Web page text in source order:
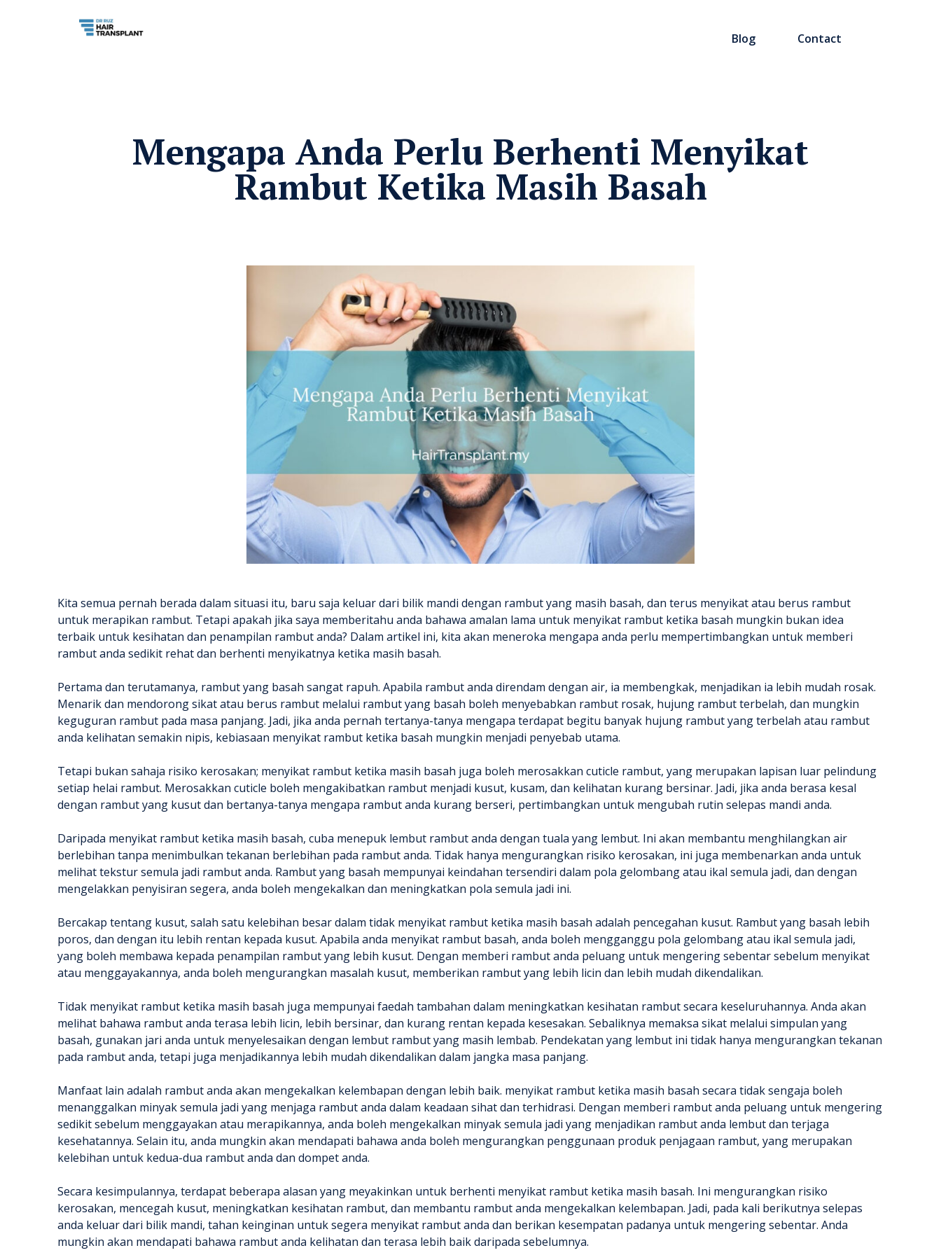
Blog Contact
Mengapa Anda Perlu Berhenti Menyikat
Rambut Ketika Masih Basah
Kita semua pernah berada dalam situasi itu, baru saja keluar dari bilik mandi dengan rambut yang masih basah, dan terus menyikat atau berus rambut
untuk merapikan rambut. Tetapi apakah jika saya memberitahu anda bahawa amalan lama untuk menyikat rambut ketika basah mungkin bukan idea
terbaik untuk kesihatan dan penampilan rambut anda? Dalam artikel ini, kita akan meneroka mengapa anda perlu mempertimbangkan untuk memberi
rambut anda sedikit rehat dan berhenti menyikatnya ketika masih basah.
Pertama dan terutamanya, rambut yang basah sangat rapuh. Apabila rambut anda direndam dengan air, ia membengkak, menjadikan ia lebih mudah rosak.
Menarik dan mendorong sikat atau berus rambut melalui rambut yang basah boleh menyebabkan rambut rosak, hujung rambut terbelah, dan mungkin
keguguran rambut pada masa panjang. Jadi, jika anda pernah tertanya-tanya mengapa terdapat begitu banyak hujung rambut yang terbelah atau rambut
anda kelihatan semakin nipis, kebiasaan menyikat rambut ketika basah mungkin menjadi penyebab utama.
Tetapi bukan sahaja risiko kerosakan; menyikat rambut ketika masih basah juga boleh merosakkan cuticle rambut, yang merupakan lapisan luar pelindung
setiap helai rambut. Merosakkan cuticle boleh mengakibatkan rambut menjadi kusut, kusam, dan kelihatan kurang bersinar. Jadi, jika anda berasa kesal
dengan rambut yang kusut dan bertanya-tanya mengapa rambut anda kurang berseri, pertimbangkan untuk mengubah rutin selepas mandi anda.
Daripada menyikat rambut ketika masih basah, cuba menepuk lembut rambut anda dengan tuala yang lembut. Ini akan membantu menghilangkan air
berlebihan tanpa menimbulkan tekanan berlebihan pada rambut anda. Tidak hanya mengurangkan risiko kerosakan, ini juga membenarkan anda untuk
melihat tekstur semula jadi rambut anda. Rambut yang basah mempunyai keindahan tersendiri dalam pola gelombang atau ikal semula jadi, dan dengan
mengelakkan penyisiran segera, anda boleh mengekalkan dan meningkatkan pola semula jadi ini.
Bercakap tentang kusut, salah satu kelebihan besar dalam tidak menyikat rambut ketika masih basah adalah pencegahan kusut. Rambut yang basah lebih
poros, dan dengan itu lebih rentan kepada kusut. Apabila anda menyikat rambut basah, anda boleh mengganggu pola gelombang atau ikal semula jadi,
yang boleh membawa kepada penampilan rambut yang lebih kusut. Dengan memberi rambut anda peluang untuk mengering sebentar sebelum menyikat
atau menggayakannya, anda boleh mengurangkan masalah kusut, memberikan rambut yang lebih licin dan lebih mudah dikendalikan.
Tidak menyikat rambut ketika masih basah juga mempunyai faedah tambahan dalam meningkatkan kesihatan rambut secara keseluruhannya. Anda akan
melihat bahawa rambut anda terasa lebih licin, lebih bersinar, dan kurang rentan kepada kesesakan. Sebaliknya memaksa sikat melalui simpulan yang
basah, gunakan jari anda untuk menyelesaikan dengan lembut rambut yang masih lembab. Pendekatan yang lembut ini tidak hanya mengurangkan tekanan
pada rambut anda, tetapi juga menjadikannya lebih mudah dikendalikan dalam jangka masa panjang.
Manfaat lain adalah rambut anda akan mengekalkan kelembapan dengan lebih baik. menyikat rambut ketika masih basah secara tidak sengaja boleh
menanggalkan minyak semula jadi yang menjaga rambut anda dalam keadaan sihat dan terhidrasi. Dengan memberi rambut anda peluang untuk mengering
sedikit sebelum menggayakan atau merapikannya, anda boleh mengekalkan minyak semula jadi yang menjadikan rambut anda lembut dan terjaga
kesehatannya. Selain itu, anda mungkin akan mendapati bahawa anda boleh mengurangkan penggunaan produk penjagaan rambut, yang merupakan
kelebihan untuk kedua-dua rambut anda dan dompet anda.
Secara kesimpulannya, terdapat beberapa alasan yang meyakinkan untuk berhenti menyikat rambut ketika masih basah. Ini mengurangkan risiko
kerosakan, mencegah kusut, meningkatkan kesihatan rambut, dan membantu rambut anda mengekalkan kelembapan. Jadi, pada kali berikutnya selepas
anda keluar dari bilik mandi, tahan keinginan untuk segera menyikat rambut anda dan berikan kesempatan padanya untuk mengering sebentar. Anda
mungkin akan mendapati bahawa rambut anda kelihatan dan terasa lebih baik daripada sebelumnya.